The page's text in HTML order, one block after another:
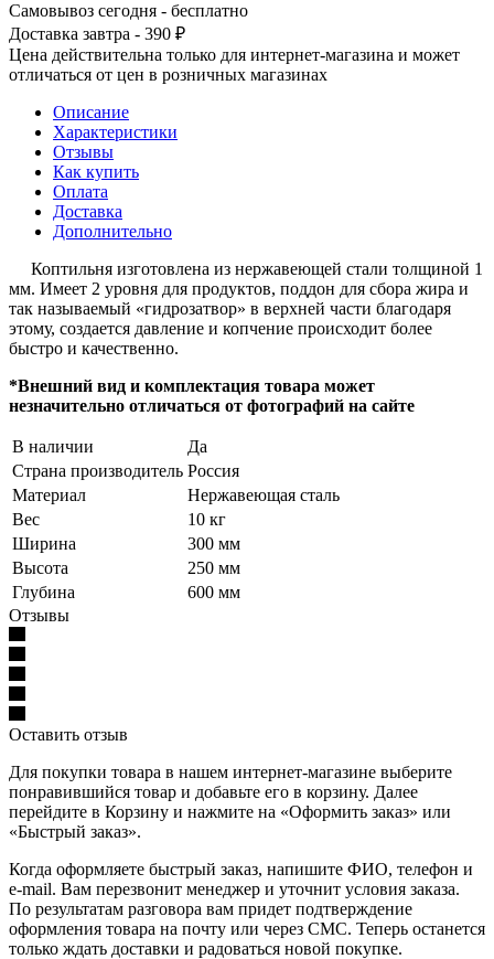
Самовывоз сегодня - бесплатно
Доставка завтра - 390 ₽
Цена действительна только для интернет-магазина и может
отличаться от цен в розничных магазинах
Описание
Характеристики
Отзывы
Как купить
Оплата
Доставка
Дополнительно
Коптильня изготовлена из нержавеющей стали толщиной 1
мм. Имеет 2 уровня для продуктов, поддон для сбора жира и
так называемый «гидрозатвор» в верхней части благодаря
этому, создается давление и копчение происходит более
быстро и качественно.
*Внешний вид и комплектация товара может
незначительно отличаться от фотографий на сайте
В наличии
Да
Страна производитель Россия
Материал
Нержавеющая сталь
Вес
10 кг
Ширина
300 мм
Высота
250 мм
Глубина
600 мм
Отзывы
Оставить отзыв
Для покупки товара в нашем интернет-магазине выберите
понравившийся товар и добавьте его в корзину. Далее
перейдите в Корзину и нажмите на «Оформить заказ» или
«Быстрый заказ».
Когда оформляете быстрый заказ, напишите ФИО, телефон и
e-mail. Вам перезвонит менеджер и уточнит условия заказа.
По результатам разговора вам придет подтверждение
оформления товара на почту или через СМС. Теперь останется
только ждать доставки и радоваться новой покупке.